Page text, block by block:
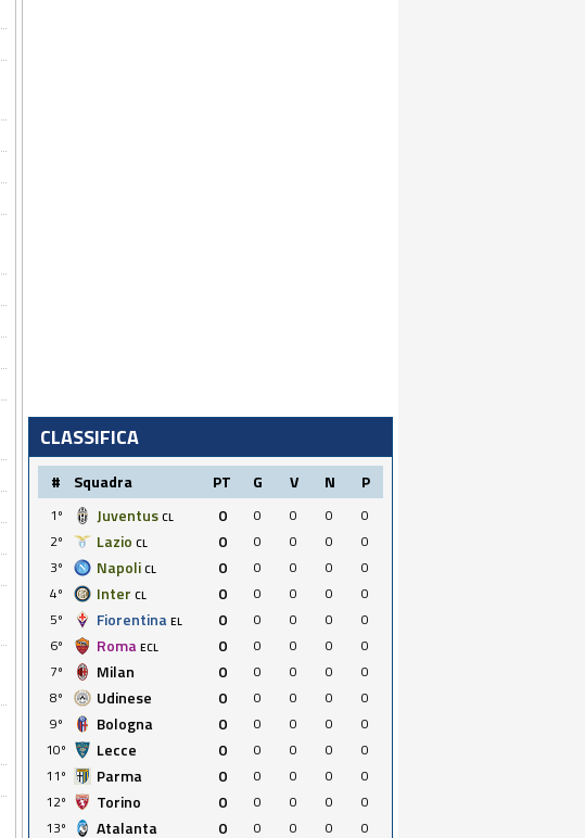
CLASSIFICA
# Squadra PT G V N P
1º Juventus CL 0 0 0 0
0
2º
Lazio CL 0 0 0 0
0
3º
Napoli CL 0 0 0 0
0
4º
Inter CL 0 0 0 0
0
5º
Fiorentina EL 0 0 0 0
0
6º
Roma ECL 0 0 0 0
0
7º
Milan 0 0 0 0
0
8º
Udinese 0 0 0 0
0
9º
Bologna 0 0 0 0
0
10º
Lecce 0 0 0 0
0
11º
Parma 0 0 0 0
0
12º
Torino 0 0 0 0
0
13º
Atalanta 0 0 0 0 0